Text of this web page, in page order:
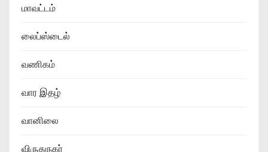
மாவட்டம்
லைப்ஸ்டைல்
வணிகம்
வார இதழ்
வானிலை
விருதுநகர்